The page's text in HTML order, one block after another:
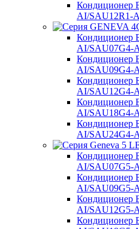
Кондиционер
AI/SAU12R1-
Кондиционер
AI/SAU07G4-
Кондиционер
AI/SAU09G4-
Кондиционер
AI/SAU12G4-
Кондиционер
AI/SAU18G4-
Кондиционер
AI/SAU24G4-
Кондиционер
AI/SAU07G5-
Кондиционер
AI/SAU09G5-
Кондиционер
AI/SAU12G5-
Кондиционер